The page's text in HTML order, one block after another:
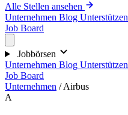
Alle Stellen ansehen
Unternehmen Blog Unterstützen
Job Board
Jobbörsen
Unternehmen Blog Unterstützen
Job Board
Unternehmen / Airbus
A